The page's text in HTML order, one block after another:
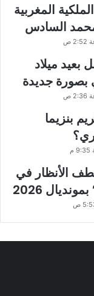
المغربية
السادس
بعيد ميلاد
بصورة جديدة
بنزيما
الأنظار في
2026